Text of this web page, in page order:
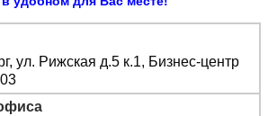
ул. Рижская д.5 к.1, Бизнес-центр